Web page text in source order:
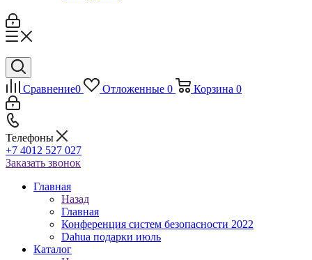
Сравнение0 Отложенные 0 Корзина 0
Телефоны
+7 4012 527 027
Заказать звонок
Главная
Назад
Главная
Конференция систем безопасности 2022
Dahua подарки июль
Каталог